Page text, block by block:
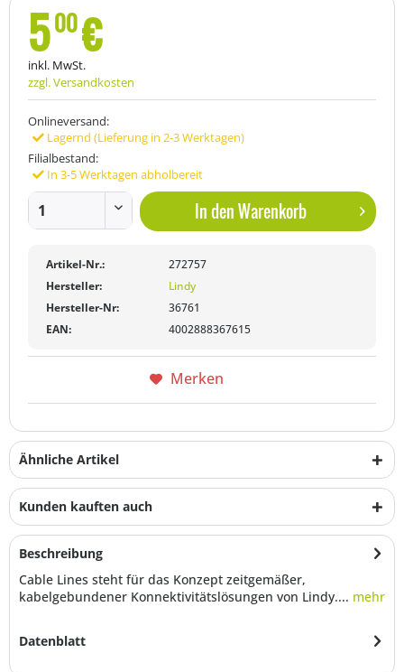
500€
inkl. MwSt.
zzgl. Versandkosten
Onlineversand:
Lagernd (Lieferung in 2-3 Werktagen)
Filialbestand:
In 3-5 Werktagen abholbereit
In denWarenkorb
Artikel-Nr.:
272757
Hersteller:
Lindy
Hersteller-Nr:
36761
EAN:
4002888367615
Merken
Ähnliche Artikel
Kunden kauften auch
Beschreibung
Cable Lines steht für das Konzept zeitgemäßer,
kabelgebundener Konnektivitätslösungen von Lindy.... mehr
Datenblatt